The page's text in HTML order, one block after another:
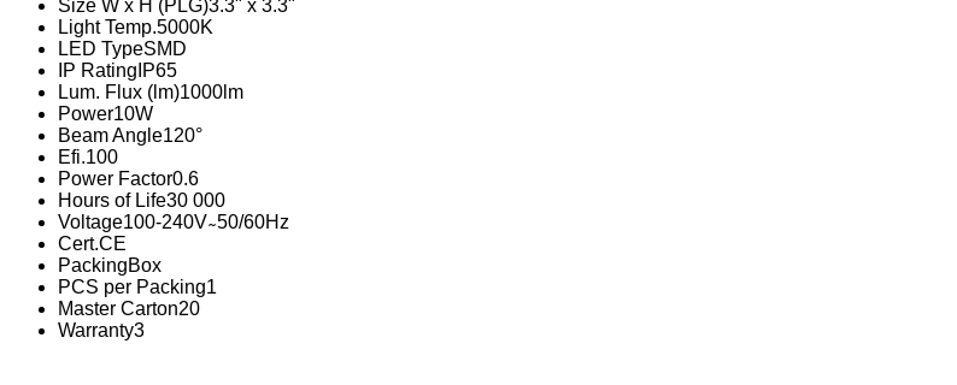
Size W x H (PLG)3.3" x 3.3"
Light Temp.5000K
LED TypeSMD
IP Rating IP65
Lum. Flux (lm)1000lm
Power10W
Beam Angle120°
Efi.100
Power Factor0.6
Hours of Life30 000
Voltage100-240V ̴ 50/60Hz
Cert.CE
PackingBox
PCS per Packing1
Master Carton20
Warranty3